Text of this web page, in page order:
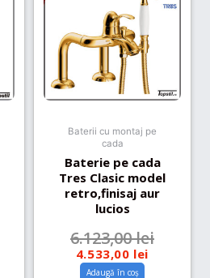
Baterii cu montaj pe
cada
Baterie pe cada
Tres Clasic model
retro,finisaj aur
lucios
6.123,00lei
4.533,00 lei
Adaugă în coș